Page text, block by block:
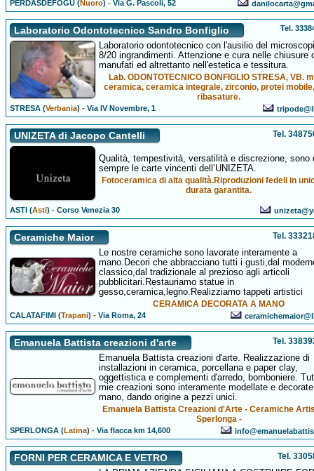
PERDASDEFOGU (Nuoro) -Via G. Pascoli, 52
Laboratorio Odontotecnico Sandro Bonfiglio Tel.
Laboratorio odontotecnico con l'ausilio del
8/20 ingrandimenti. Attenzione e cura nelle chiusure
manufati ed altrettanto nell'estetica e tessitura.
Lab. ODONTOTECNICO BONFIGLIO STRESA, VB.
ceramica, ceramica integrale, zirconio, protei
ribasature.
STRESA (Verbania) -Via IV Novembre, 1
UNIZETA di Jacopo Cantelli Tel.
Qualità, tempestività, versatilità e discrezione, sono
sempre le carte vincenti dell’UNIZETA.
Fotoceramica di alta qualità.Riproduzioni fedeli in
durata garantita.
ASTI (Asti) -Corso Venezia 30
Ceramiche Maior Tel.
Le nostre ceramiche sono lavorate interamente a
mano.Decori che abbracciano tutti i gusti,dal
classico,dal tradizionale al prezioso agli articoli
pubblicitari.Restauriamo statue in
gesso,ceramica,legno.Realizziamo tappeti artistici
CERAMICA DECORATA A MANO
CALATAFIMI (Trapani) -Via Roma, 24
Emanuela Battista creazioni d'arte Tel.
Emanuela Battista creazioni d'arte. Realizzazione di
installazioni in ceramica, porcellana e paper clay,
oggettistica e complementi d'arredo, bomboniere.
mie creazioni sono interamente modellate e
mano, dando origine a pezzi unici.
Emanuela Battista Creazioni d'Arte - Ceramiche
Sperlonga -
SPERLONGA (Latina) -Via flacca km 14,600
FORNI PER CERAMICA E VETRO Tel.